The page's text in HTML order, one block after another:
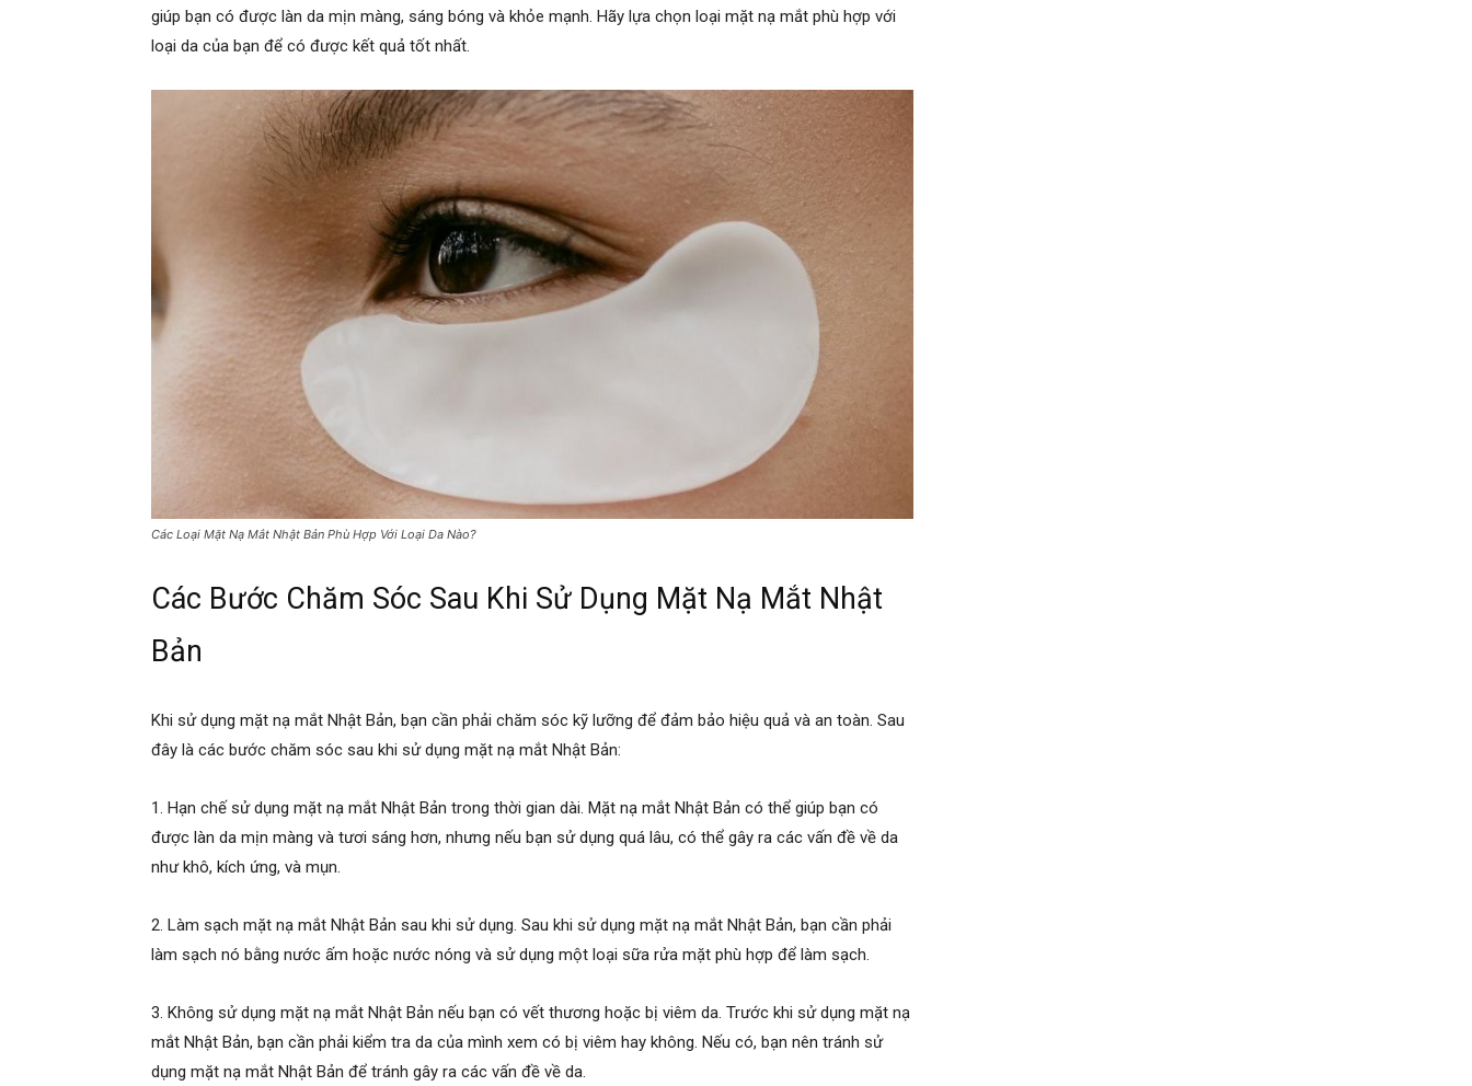
giúp bạn có được làn da mịn màng, sáng bóng và khỏe mạnh. Hãy lựa chọn loại mặt nạ mắt phù hợp với
loại da của bạn để có được kết quả tốt nhất.
Các Loại Mặt Nạ Mắt Nhật Bản Phù Hợp Với Loại Da Nào?
Các Bước Chăm Sóc Sau Khi Sử Dụng Mặt Nạ Mắt Nhật
Bản
Khi sử dụng mặt nạ mắt Nhật Bản, bạn cần phải chăm sóc kỹ lưỡng để đảm bảo hiệu quả và an toàn. Sau
đây là các bước chăm sóc sau khi sử dụng mặt nạ mắt Nhật Bản:
1. Hạn chế sử dụng mặt nạ mắt Nhật Bản trong thời gian dài. Mặt nạ mắt Nhật Bản có thể giúp bạn có
được làn da mịn màng và tươi sáng hơn, nhưng nếu bạn sử dụng quá lâu, có thể gây ra các vấn đề về da
như khô, kích ứng, và mụn.
2. Làm sạch mặt nạ mắt Nhật Bản sau khi sử dụng. Sau khi sử dụng mặt nạ mắt Nhật Bản, bạn cần phải
làm sạch nó bằng nước ấm hoặc nước nóng và sử dụng một loại sữa rửa mặt phù hợp để làm sạch.
3. Không sử dụng mặt nạ mắt Nhật Bản nếu bạn có vết thương hoặc bị viêm da. Trước khi sử dụng mặt nạ
mắt Nhật Bản, bạn cần phải kiểm tra da của mình xem có bị viêm hay không. Nếu có, bạn nên tránh sử
dụng mặt nạ mắt Nhật Bản để tránh gây ra các vấn đề về da.